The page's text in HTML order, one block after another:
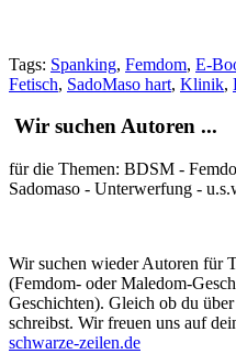
Tags: Spanking, Femdom, E-
Fetisch, SadoMaso hart, Klinik,
Wir suchen Autoren ...
für die Themen: BDSM -
Sadomaso - Unterwerfung -
Wir suchen wieder Autoren für
(Femdom- oder Maledom-
Geschichten). Gleich ob du
schreibst. Wir freuen uns auf
schwarze-zeilen.de